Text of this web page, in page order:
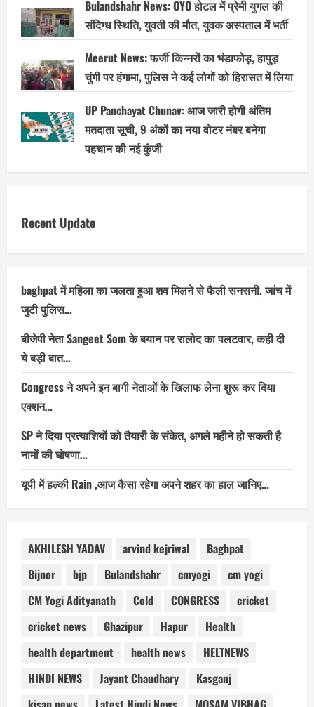
Bulandshahr News: OYO होटल में प्रेमी युगल की
संदिग्ध स्थिति, युवती की मौत, युवक अस्पताल में भर्ती
Meerut News: फर्जी किन्नरों का भंडाफोड़, हापुड़
चुंगी पर हंगामा, पुलिस ने कई लोगों को हिरासत में लिया
UP Panchayat Chunav: आज जारी होगी अंतिम
मतदाता सूची, 9 अंकों का नया वोटर नंबर बनेगा
पहचान की नई कुंजी
Recent Update
baghpat में महिला का जलता हुआ शव मिलने से फैली सनसनी, जांच में
जुटी पुलिस…
बीजेपी नेता Sangeet Som के बयान पर रालोद का पलटवार, कही दी
ये बड़ी बात…
Congress ने अपने इन बागी नेताओं के खिलाफ लेना शुरू कर दिया
एक्शन…
SP ने दिया प्रत्याशियों को तैयारी के संकेत, अगले महीने हो सकती है
नामों की घोषणा…
यूपी में हल्की Rain ,आज कैसा रहेगा अपने शहर का हाल जानिए…
AKHILESH YADAV arvind kejriwal
Baghpat
Bijnor
bjp Bulandshahr cmyogi
cm yogi
CM Yogi Adityanath
Cold CONGRESS
cricket
cricket news
Ghazipur Hapur
Health
health department
health news
HELTNEWS
HINDI NEWS
Jayant Chaudhary
Kasganj